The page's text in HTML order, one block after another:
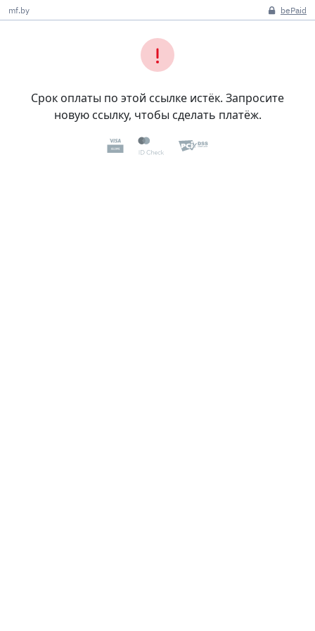
mf.by bePaid
Срок оплаты по этой ссылке истёк. Запросите
новую ссылку, чтобы сделать платёж.